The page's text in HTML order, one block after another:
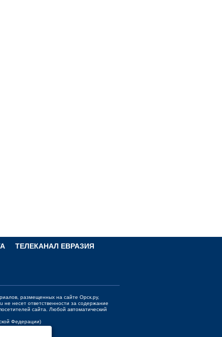
ТЕЛЕКАНАЛ ЕВРАЗИЯ
размещенных на сайте Орск.ру,
не несет ответственности за содержание
сайта. Любой автоматический
Федерации)